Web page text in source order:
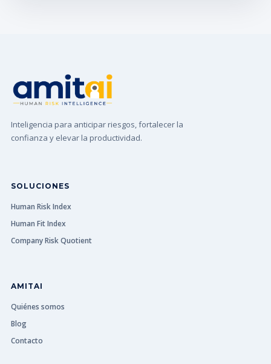
Inteligencia para anticipar riesgos, fortalecer la
confianza y elevar la productividad.
SOLUCIONES
Human Risk Index
Human Fit Index
Company Risk Quotient
AMITAI
Quiénes somos
Blog
Contacto